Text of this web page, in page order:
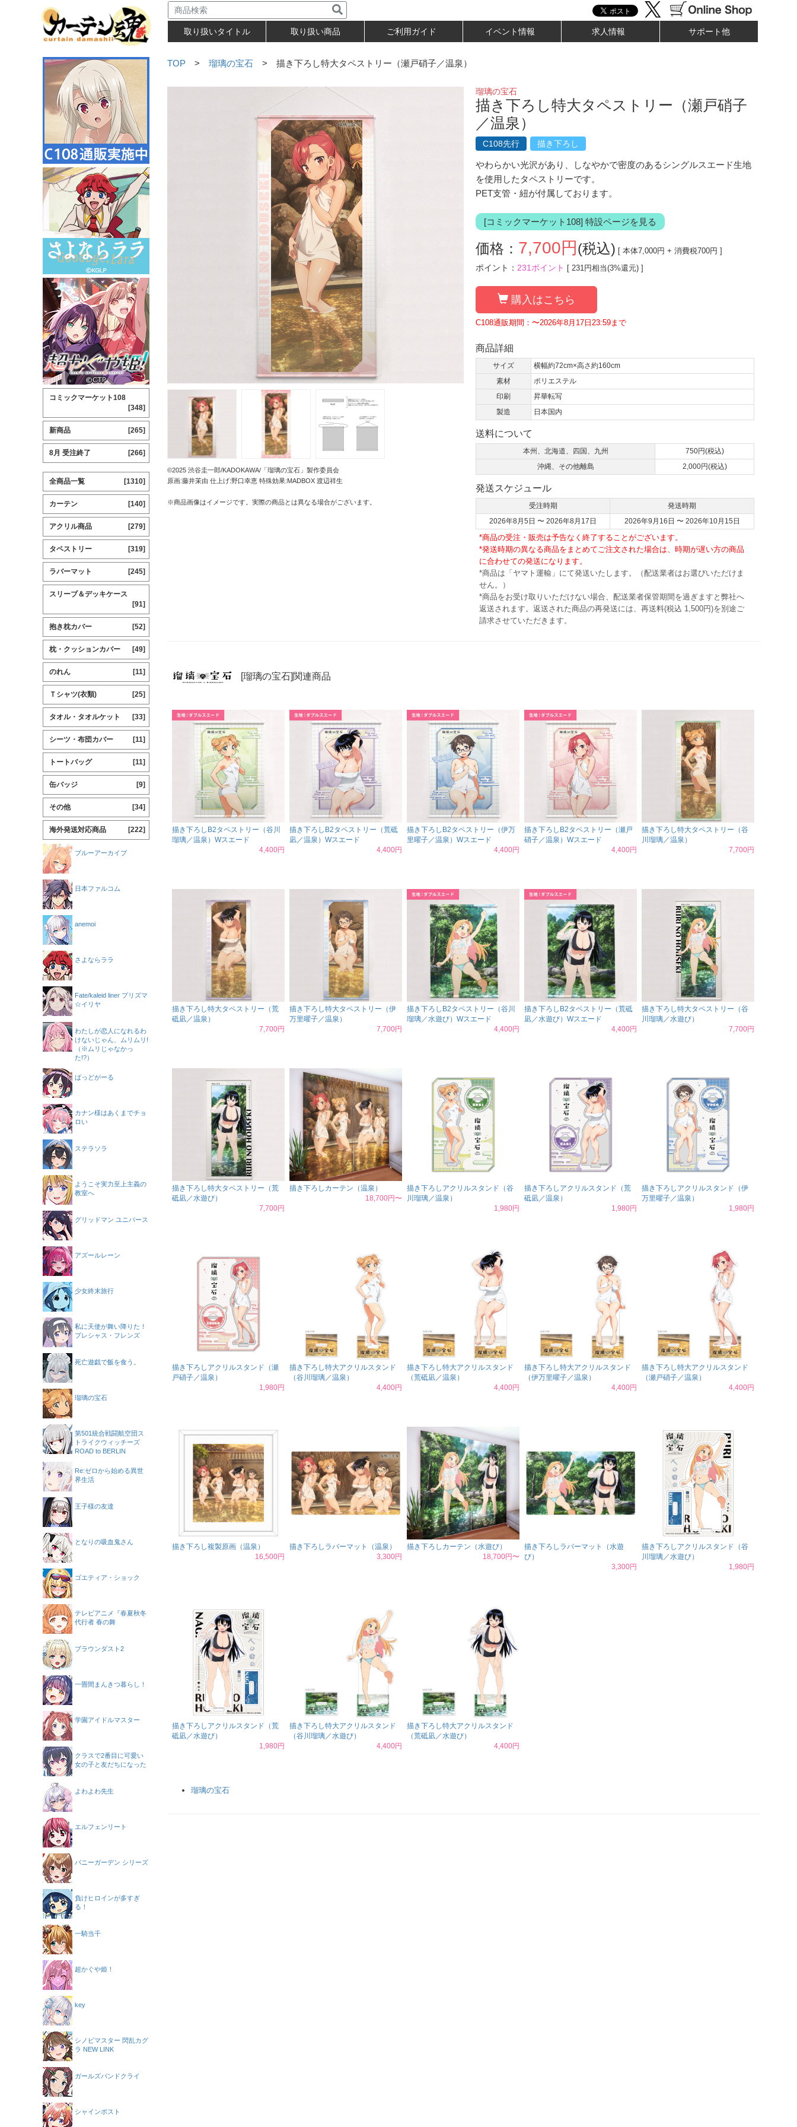
取り扱いタイトル 取り扱い商品 ご利用ガイド イベント情報 求人情報 サポート他
TOP > 瑠璃の宝石 > 描き下ろし特大タペストリー（瀬戸硝子／温泉）
©2025 渋谷圭一郎/KADOKAWA/「瑠璃の宝石」製作委員会
原画:藤井茉由 仕上げ:野口幸恵 特殊効果:MADBOX 渡辺祥生
※商品画像はイメージです。実際の商品とは異なる場合がございます。
瑠璃の宝石
描き下ろし特大タペストリー（瀬戸硝子
／温泉）
C108先行 描き下ろし
やわらかい光沢があり、しなやかで密度のあるシングルスエード生地
を使用したタペストリーです。
PET支管・紐が付属しております。
[コミックマーケット108] 特設ページを見る
価格： 7,700円 (税込) [ 本体7,000円 + 消費税700円 ]
ポイント： 231 ポイント [ 231円相当(3%還元) ]
購入はこちら
C108通販期間：〜2026年8月17日23:59まで
商品詳細
サイズ
横幅約72cm×高さ約160cm
素材
ポリエステル
印刷
昇華転写
製造
日本国内
送料について
本州、北海道、四国、九州
750円(税込)
沖縄、その他離島
2,000円(税込)
発送スケジュール
受注時期
発送時期
2026年8月5日 〜 2026年8月17日
2026年9月16日 〜 2026年10月15日
*商品の受注・販売は予告なく終了することがございます。
*発送時期の異なる商品をまとめてご注文された場合は、時期が遅い方の商品
に合わせての発送になります。
*商品は「ヤマト運輸」にて発送いたします。（配送業者はお選びいただけま
せん。）
*商品をお受け取りいただけない場合、配送業者保管期間を過ぎますと弊社へ
返送されます。返送された商品の再発送には、再送料(税込 1,500円)を別途ご
請求させていただきます。
[瑠璃の宝石]関連商品
描き下ろしB2タペストリー（谷川
瑠璃／温泉）Wスエード
4,400円
描き下ろしB2タペストリー（荒砥
凪／温泉）Wスエード
4,400円
描き下ろしB2タペストリー（伊万
里曜子／温泉）Wスエード
4,400円
描き下ろしB2タペストリー（瀬戸
硝子／温泉）Wスエード
4,400円
描き下ろし特大タペストリー（谷
川瑠璃／温泉）
7,700円
描き下ろし特大タペストリー（荒
砥凪／温泉）
7,700円
描き下ろし特大タペストリー（伊
万里曜子／温泉）
7,700円
描き下ろしB2タペストリー（谷川
瑠璃／水遊び）Wスエード
4,400円
描き下ろしB2タペストリー（荒砥
凪／水遊び）Wスエード
4,400円
描き下ろし特大タペストリー（谷
川瑠璃／水遊び）
7,700円
描き下ろし特大タペストリー（荒
砥凪／水遊び）
7,700円
描き下ろしカーテン（温泉）
18,700円〜
描き下ろしアクリルスタンド（谷
川瑠璃／温泉）
1,980円
描き下ろしアクリルスタンド（荒
砥凪／温泉）
1,980円
描き下ろしアクリルスタンド（伊
万里曜子／温泉）
1,980円
描き下ろしアクリルスタンド（瀬
戸硝子／温泉）
1,980円
描き下ろし特大アクリルスタンド
（谷川瑠璃／温泉）
4,400円
描き下ろし特大アクリルスタンド
（荒砥凪／温泉）
4,400円
描き下ろし特大アクリルスタンド
（伊万里曜子／温泉）
4,400円
描き下ろし特大アクリルスタンド
（瀬戸硝子／温泉）
4,400円
描き下ろし複製原画（温泉）
16,500円
描き下ろしラバーマット（温泉）
3,300円
描き下ろしカーテン（水遊び）
18,700円〜
描き下ろしラバーマット（水遊
び）
3,300円
描き下ろしアクリルスタンド（谷
川瑠璃／水遊び）
1,980円
描き下ろしアクリルスタンド（荒
砥凪／水遊び）
1,980円
描き下ろし特大アクリルスタンド
（谷川瑠璃／水遊び）
4,400円
描き下ろし特大アクリルスタンド
（荒砥凪／水遊び）
4,400円
瑠璃の宝石
コミックマーケット108
[348]
新商品 [265]
8月 受注終了 [266]
全商品一覧 [1310]
カーテン [140]
アクリル商品 [279]
タペストリー [319]
ラバーマット [245]
スリーブ＆デッキケース
[91]
抱き枕カバー [52]
枕・クッションカバー [49]
のれん [11]
Ｔシャツ(衣類) [25]
タオル・タオルケット [33]
シーツ・布団カバー [11]
トートバッグ [11]
缶バッジ [9]
その他 [34]
海外発送対応商品 [222]
ブルーアーカイブ
日本ファルコム
anemoi
さよならララ
Fate/kaleid liner プリズマ
☆イリヤ
わたしが恋人になれるわ
けないじゃん、ムリムリ!
（※ムリじゃなかっ
た!?）
ばっどがーる
カナン様はあくまでチョ
ロい
ステラソラ
ようこそ実力至上主義の
教室へ
グリッドマン ユニバース
アズールレーン
少女終末旅行
私に天使が舞い降りた！
プレシャス・フレンズ
死亡遊戯で飯を食う。
瑠璃の宝石
第501統合戦闘航空団ス
トライクウィッチーズ
ROAD to BERLIN
Re:ゼロから始める異世
界生活
王子様の友達
となりの吸血鬼さん
ゴエティア・ショック
テレビアニメ『春夏秋冬
代行者 春の舞
ブラウンダスト2
一畳間まんきつ暮らし！
学園アイドルマスター
クラスで2番目に可愛い
女の子と友だちになった
よわよわ先生
エルフェンリート
バニーガーデン シリーズ
負けヒロインが多すぎ
る！
一騎当千
超かぐや姫！
key
シノビマスター 閃乱カグ
ラ NEW LINK
ガールズバンドクライ
シャインポスト